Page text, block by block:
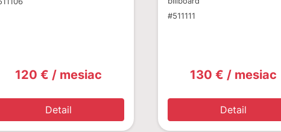
120 € / mesiac
Detail
#511111
130 € / mesiac
Detail